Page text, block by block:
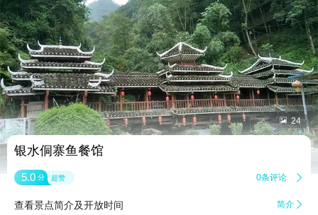
 24
银水侗寨鱼餐馆
5.0 分 超赞 0条评论 
查看景点简介及开放时间 简介 
